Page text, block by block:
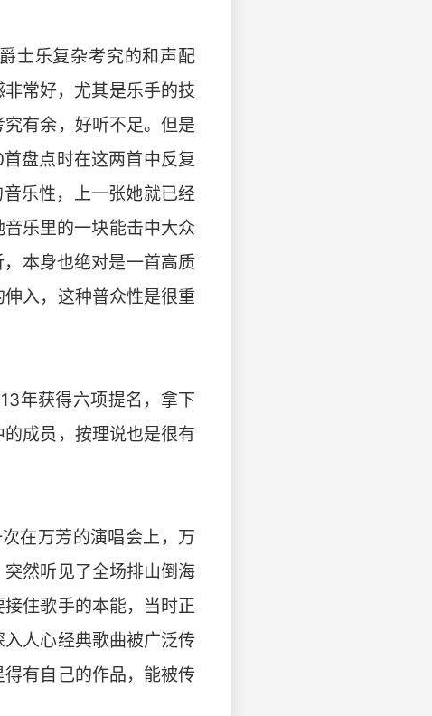
士乐复杂考究的和声配
常好，尤其是乐手的技
有余，好听不足。但是
盘点时在这两首中反复
乐性，上一张她就已经
乐里的一块能击中大众
本身也绝对是一首高质
入，这种普众性是很重
年获得六项提名，拿下
成员，按理说也是很有
在万芳的演唱会上，万
然听见了全场排山倒海
住歌手的本能，当时正
人心经典歌曲被广泛传
有自己的作品，能被传